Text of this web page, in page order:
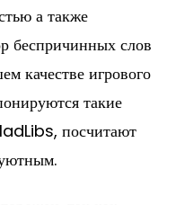
а также
беспричинных слов
качестве игрового
такие
посчитают